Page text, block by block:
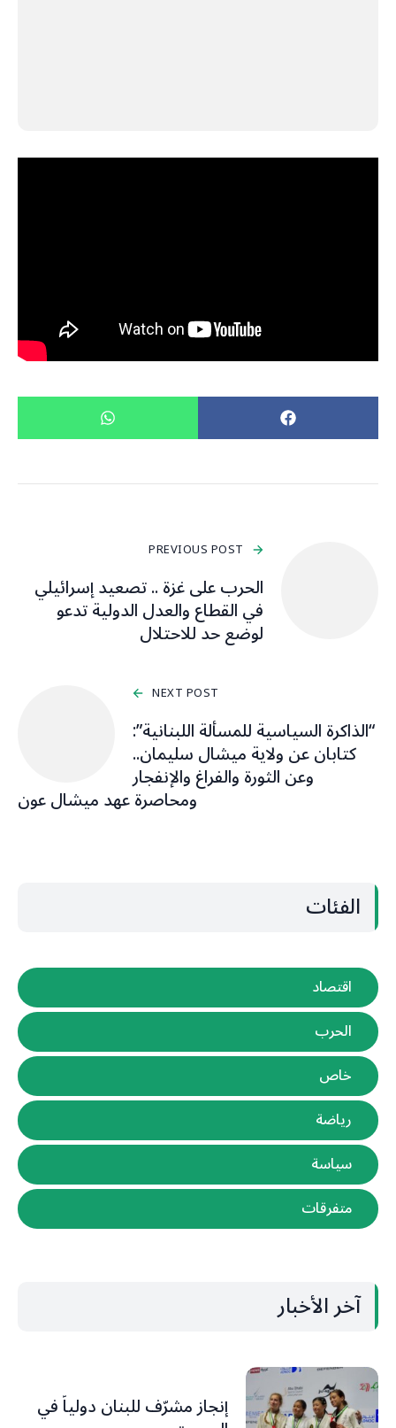
PREVIOUS POST
الحرب على غزة .. تصعيد إسرائيلي
في القطاع والعدل الدولية تدعو
لوضع حد للاحتلال
NEXT POST
“الذاكرة السياسية للمسألة اللبنانية”:
كتابان عن ولاية ميشال سليمان..
وعن الثورة والفراغ والإنفجار
ومحاصرة عهد ميشال عون
الفئات
اقتصاد
الحرب
خاص
رياضة
سياسة
متفرقات
آخر الأخبار
إنجاز مشرّف للبنان دولياً في